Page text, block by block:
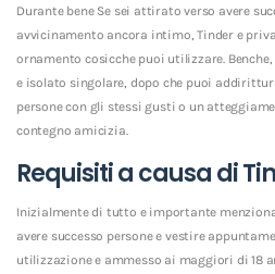
Durante bene Se sei attirato verso avere
avvicinamento ancora intimo, Tinder e
ornamento cosicche puoi utilizzare.
e isolato singolare, dopo che puoi
persone con gli stessi gusti o un
contegno amicizia.
Requisiti a causa di
Inizialmente di tutto e importante
avere successo persone e vestire
utilizzazione e ammesso ai maggiori di 18